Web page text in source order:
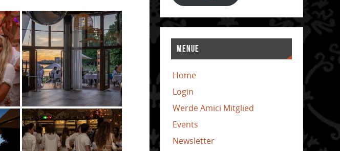
MENUE
Home
Login
Werde Amici Mitglied
Events
Newsletter